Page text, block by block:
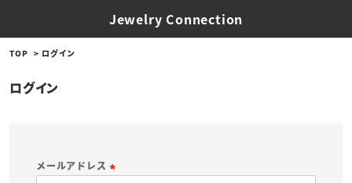
Jewelry Connection
TOP ログイン
ログイン
メールアドレス